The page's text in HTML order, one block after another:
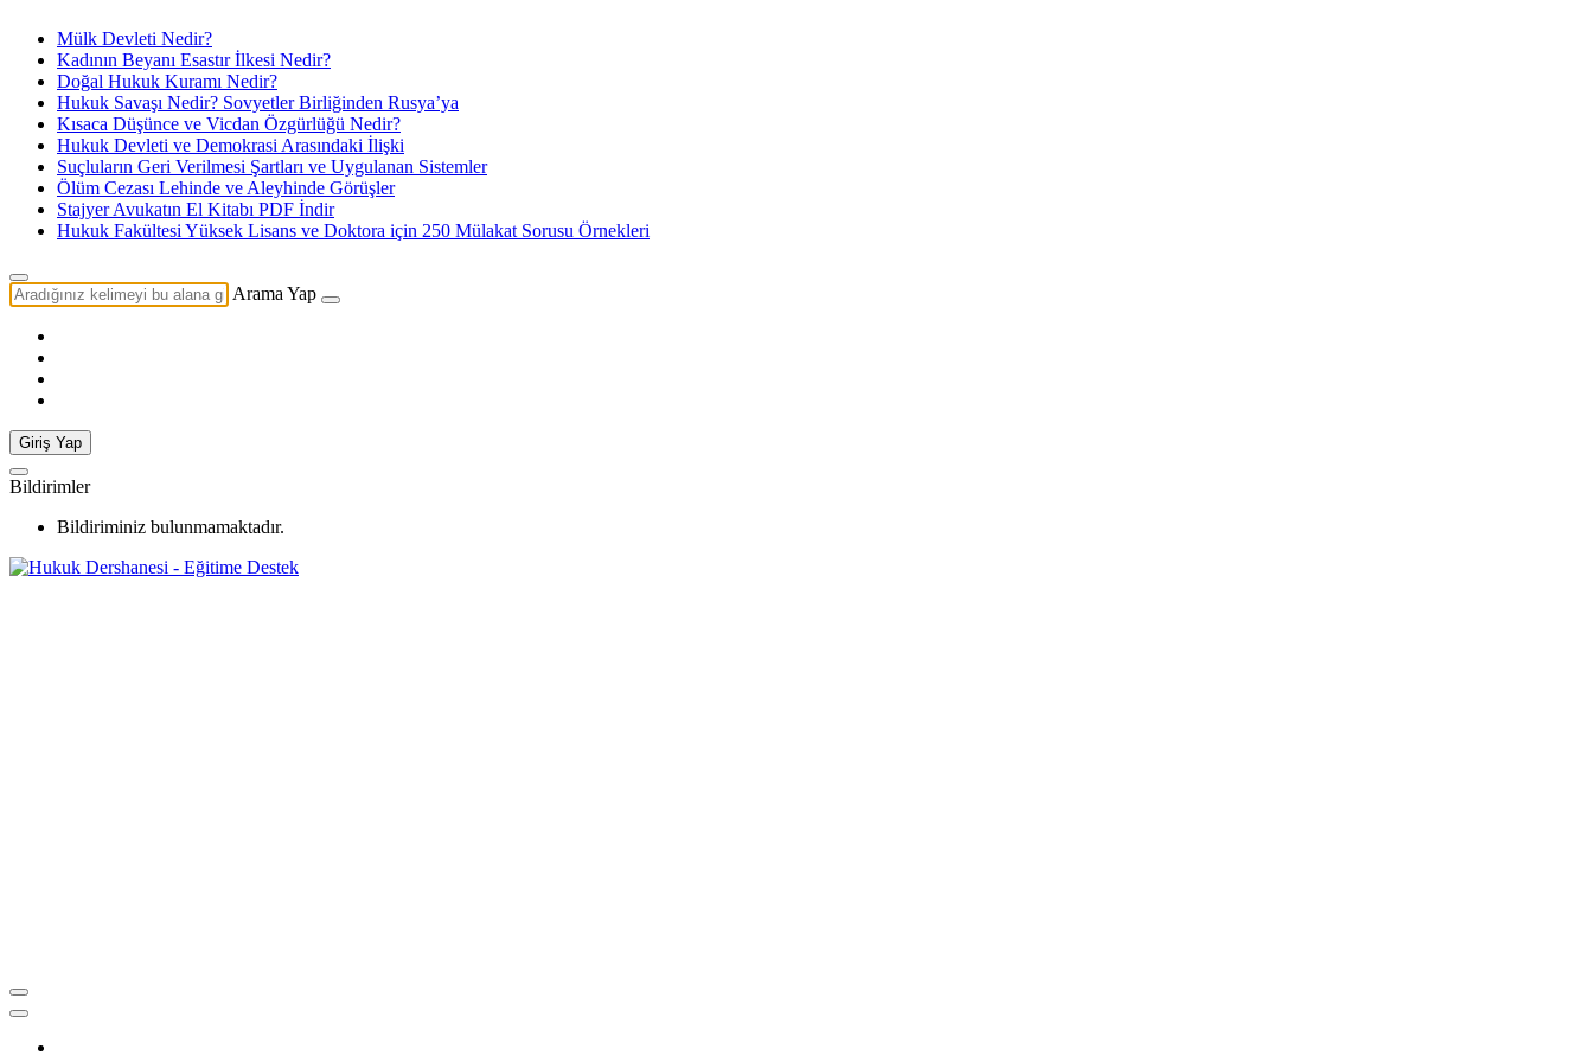
Mülk Devleti Nedir?
Kadının Beyanı Esastır İlkesi Nedir?
Doğal Hukuk Kuramı Nedir?
Hukuk Savaşı Nedir? Sovyetler Birliğinden Rusya’ya
Kısaca Düşünce ve Vicdan Özgürlüğü Nedir?
Hukuk Devleti ve Demokrasi Arasındaki İlişki
Suçluların Geri Verilmesi Şartları ve Uygulanan Sistemler
Ölüm Cezası Lehinde ve Aleyhinde Görüşler
Stajyer Avukatın El Kitabı PDF İndir
Hukuk Fakültesi Yüksek Lisans ve Doktora için 250 Mülakat Sorusu Örnekleri
Arama Yap
Giriş Yap
Bildirimler
Bildiriminiz bulunmamaktadır.